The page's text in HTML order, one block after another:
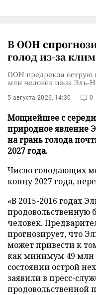
В ООН
голод из-за
ООН предрекла острую
млн человек из-за Эль-
5 августа 2026, 14:30 0
Мощнейшее с
природное явление
на грань голода
2027 года.
Число голодающих
концу 2027 года,
«В 2015-2016 годах
продовольственную
человек.
прогнозирует, что
может привести к
как минимум 49 млн
состоянии острой
заявили в пресс-